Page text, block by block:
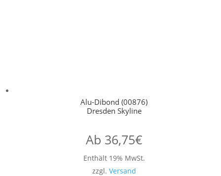
Alu-Dibond (00876)
Dresden Skyline
Ab 36,75€
Enthält 19% MwSt.
zzgl. Versand